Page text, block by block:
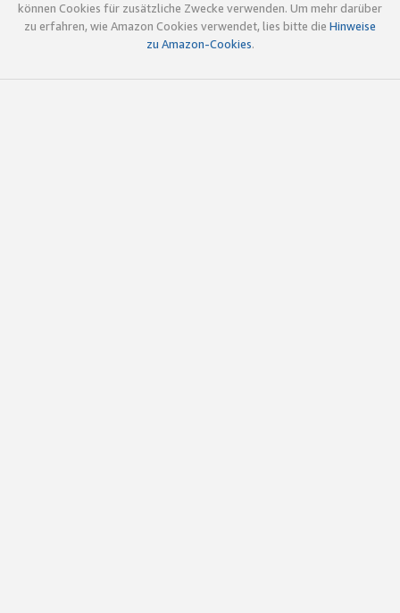
können Cookies für zusätzliche Zwecke verwenden. Um mehr darüber
zu erfahren, wie Amazon Cookies verwendet, lies bitte die Hinweise
zu Amazon-Cookies.